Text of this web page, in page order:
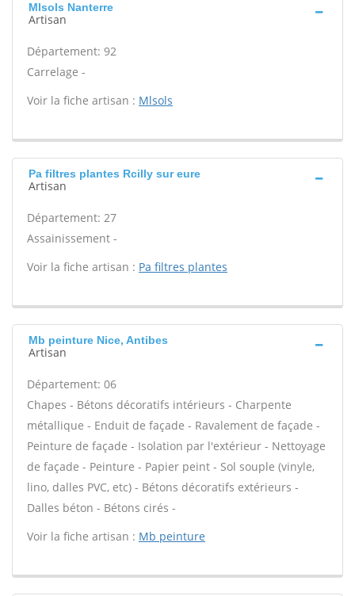
Mlsols Nanterre
Artisan
Département: 92
Carrelage -
Voir la fiche artisan : Mlsols
Pa filtres plantes Rcilly sur eure
Artisan
Département: 27
Assainissement -
Voir la fiche artisan : Pa filtres plantes
Mb peinture Nice, Antibes
Artisan
Département: 06
Chapes - Bétons décoratifs intérieurs - Charpente
métallique - Enduit de façade - Ravalement de façade -
Peinture de façade - Isolation par l'extérieur - Nettoyage
de façade - Peinture - Papier peint - Sol souple (vinyle,
lino, dalles PVC, etc) - Bétons décoratifs extérieurs -
Dalles béton - Bétons cirés -
Voir la fiche artisan : Mb peinture